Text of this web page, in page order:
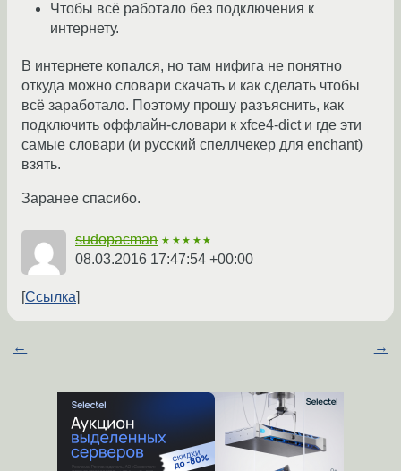
Чтобы всё работало без подключения к
интернету.
В интернете копался, но там нифига не понятно
откуда можно словари скачать и как сделать чтобы
всё заработало. Поэтому прошу разъяснить, как
подключить оффлайн-словари к xfce4-dict и где эти
самые словари (и русский спеллчекер для enchant)
взять.
Заранее спасибо.
sudopacman ★★★★★
08.03.2016 17:47:54 +00:00
Ссылка
← →